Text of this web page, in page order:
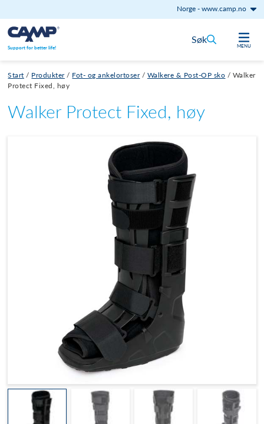
Norge-www.camp.no
Hopp til innhold
Support for better life! MENU
Søk
Start / Produkter / Fot- og ankelortoser / Walkere & Post-OP sko / Walker
Protect Fixed, høy
Walker Protect Fixed, høy